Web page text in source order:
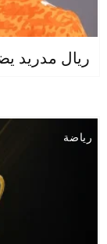
ريال مدريد
رياضة